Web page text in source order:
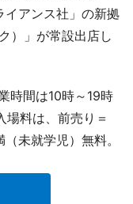
イアンス社」の新拠
）」が常設出店し
時間は10時～19時
場料は、前売り＝
未就学児）無料。